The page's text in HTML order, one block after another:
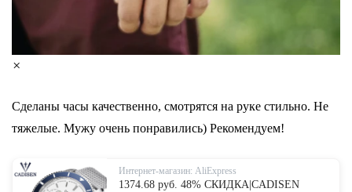
×
Сделаны часы качественно, смотрятся на руке стильно. Не
тяжелые. Мужу очень понравились) Рекомендуем! ⠀
Интернет-магазин: AliExpress
1374.68 руб. 48% СКИДКА|CADISEN